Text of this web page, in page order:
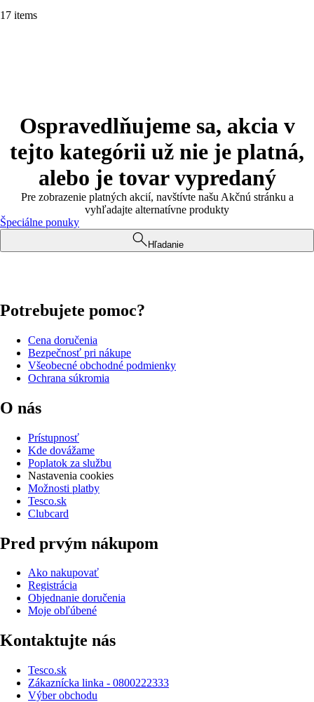
17 items
Ospravedlňujeme sa, akcia v
tejto kategórii už nie je platná,
alebo je tovar vypredaný
Pre zobrazenie platných akcií, navštívte našu Akčnú stránku a
vyhľadajte alternatívne produkty
Špeciálne ponuky
Hľadanie
Potrebujete pomoc?
Cena doručenia
Bezpečnosť pri nákupe
Všeobecné obchodné podmienky
Ochrana súkromia
O nás
Prístupnosť
Kde dovážame
Poplatok za službu
Nastavenia cookies
Možnosti platby
Tesco.sk
Clubcard
Pred prvým nákupom
Ako nakupovať
Registrácia
Objednanie doručenia
Moje obľúbené
Kontaktujte nás
Tesco.sk
Zákaznícka linka - 0800222333
Výber obchodu